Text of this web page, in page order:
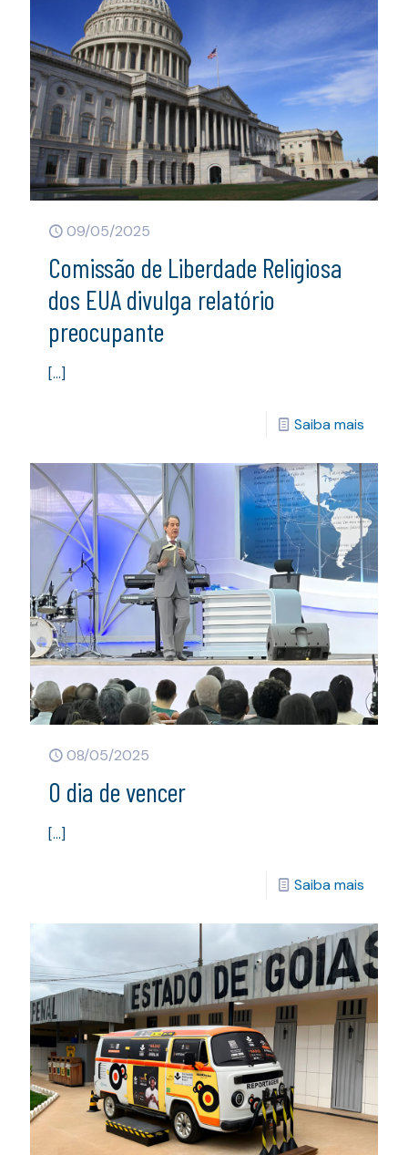
09/05/2025
Comissão de Liberdade Religiosa
dos EUA divulga relatório
preocupante
[…]
Saiba mais
08/05/2025
O dia de vencer
[…]
Saiba mais